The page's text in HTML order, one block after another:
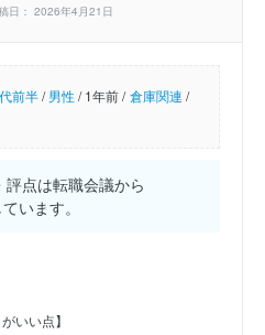
日： 2026年4月21日
前半/男性/1年前 / 倉庫関連 /
点は転職会議から
います。
いい点】